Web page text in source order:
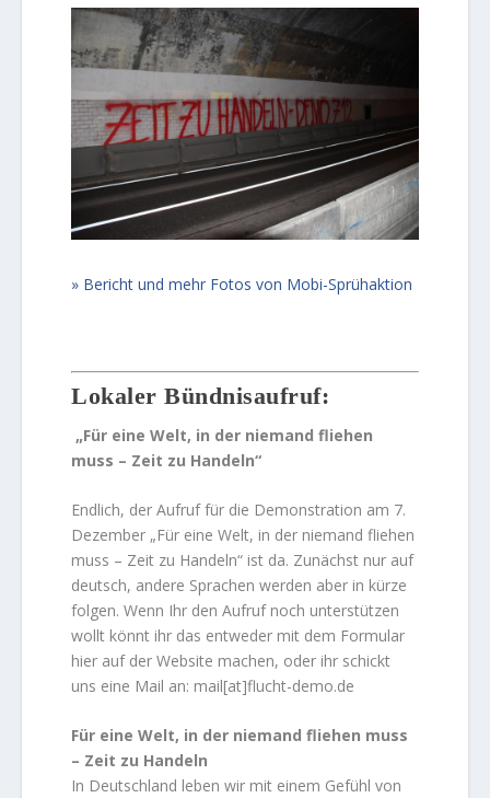
Bericht und mehr Fotos von Mobi-Sprühaktion
Lokaler Bündnisaufruf:
„Für eine Welt, in der niemand fliehen
muss – Zeit zu Handeln“
Endlich, der Aufruf für die Demonstration am 7.
Dezember „Für eine Welt, in der niemand fliehen
muss – Zeit zu Handeln“ ist da. Zunächst nur auf
deutsch, andere Sprachen werden aber in kürze
folgen. Wenn Ihr den Aufruf noch unterstützen
wollt könnt ihr das entweder mit dem Formular
hier auf der Website machen, oder ihr schickt
uns eine Mail an: mail[at]flucht-demo.de
Für eine Welt, in der niemand fliehen muss
– Zeit zu Handeln
In Deutschland leben wir mit einem Gefühl von